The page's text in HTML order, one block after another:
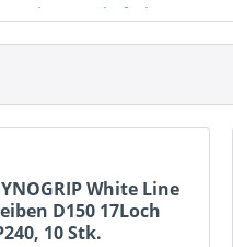
Ab Lager lieferbar
White Line
D150 17Loch
10 Stk.